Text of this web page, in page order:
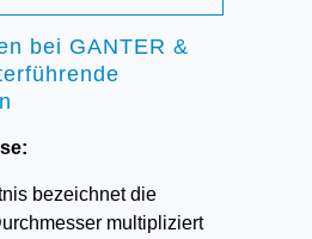
bei GANTER &
bezeichnet die
multipliziert